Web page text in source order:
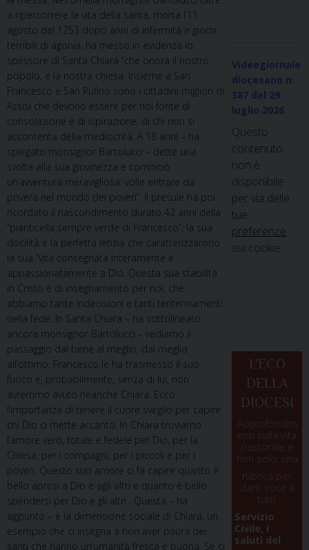
a ripercorrere la vita della santa, morta l’11
agosto del 1253 dopo anni di infermità e giorni
terribili di agonia, ha messo in evidenza lo
spessore di Santa Chiara “che onora il nostro
popolo, e la nostra chiesa. Insieme a San
Francesco e San Rufino sono i cittadini migliori di
Assisi che devono essere per noi fonte di
consolazione e di ispirazione, di chi non si
accontenta della mediocrità. A 18 anni – ha
spiegato monsignor Bartolucci – dette una
svolta alla sua giovinezza e cominciò
un’avventura meravigliosa: volle entrare da
povera nel mondo dei poveri”. Il presule ha poi
ricordato il nascondimento durato 42 anni della
“pianticella sempre verde di Francesco”, la sua
docilità e la perfetta letizia che caratterizzarono
la sua “vita consegnata interamente e
appassionatamente a Dio. Questa sua stabilità
in Cristo è di insegnamento per noi, che
abbiamo tante indecisioni e tanti tentennamenti
nella fede. In Santa Chiara – ha sottolineato
ancora monsignor Bartolucci – vediamo il
passaggio dal bene al meglio, dal meglio
all’ottimo. Francesco le ha trasmesso il suo
fuoco e, probabilmente, senza di lui, non
avremmo avuto neanche Chiara. Ecco
l’importanza di tenere il cuore sveglio per capire
chi Dio ci mette accanto. In Chiara troviamo
l’amore vero, totale e fedele per Dio, per la
Chiesa, per i compagni, per i piccoli e per i
poveri. Questo suo amore ci fa capire quanto è
bello aprirsi a Dio e agli altri e quanto è bello
spendersi per Dio e gli altri . Questa – ha
aggiunto – è la dimensione sociale di Chiara, un
esempio che ci insegna a non aver paura dei
santi che hanno un’umanità fresca e buona. Se ci
Videogiornale
diocesano n.
387 del 29
luglio 2026
Questo
contenuto
non è
disponibile
per via delle
tue
preferenze
sui cookie
L'ECO
DELLA
DIOCESI
Approfondim
enti sulla vita
pastorale e
non solo, una
rubrica per
dare voce a
tutti.
Servizio
Civile, i
saluti del